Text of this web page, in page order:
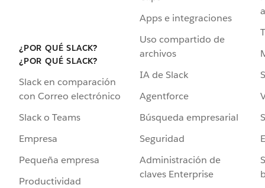
¿POR QUÉ SLACK?
¿POR QUÉ SLACK?
Slack en comparación
con Correo electrónico
Slack o Teams
Empresa
Pequeña empresa
Productividad
Apps e integraciones
Uso compartido de
archivos
IA de Slack
Agentforce
Búsqueda empresarial
Seguridad
Administración de
claves Enterprise